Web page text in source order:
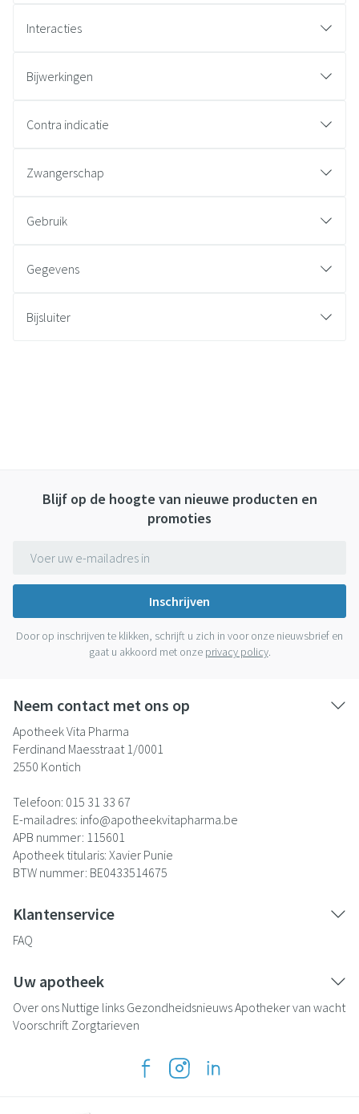
Interacties
Bijwerkingen
Contra indicatie
Zwangerschap
Gebruik
Gegevens
Bijsluiter
Blijf op de hoogte van nieuwe producten en
promoties
Inschrijven
Door op inschrijven te klikken, schrijft u zich in voor onze nieuwsbrief en
gaat u akkoord met onze privacy policy.
Neem contact met ons op
Apotheek Vita Pharma
Ferdinand Maesstraat 1/0001
2550 Kontich
Telefoon: 015 31 33 67
E-mailadres: info@apotheekvitapharma.be
APB nummer: 115601
Apotheek titularis: Xavier Punie
BTW nummer: BE0433514675
Klantenservice
FAQ
Uw apotheek
Over ons Nuttige links GezondheidsnieuwsApotheker van wacht
Voorschrift Zorgtarieven